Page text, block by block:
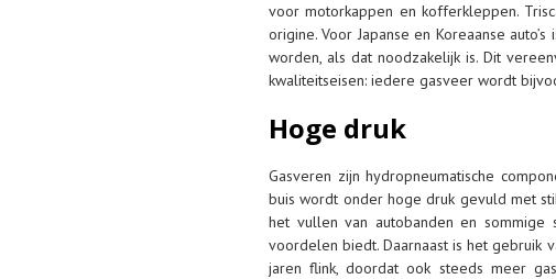
voor motorkappen en kofferkleppen.
origine. Voor Japanse en Koreaanse
worden, als dat noodzakelijk is. Dit
kwaliteitseisen: iedere gasveer wordt
Hoge druk
Gasveren zijn hydropneumatische
buis wordt onder hoge druk gevuld met
het vullen van autobanden en sommige
voordelen biedt. Daarnaast is het gebruik
jaren flink, doordat ook steeds meer